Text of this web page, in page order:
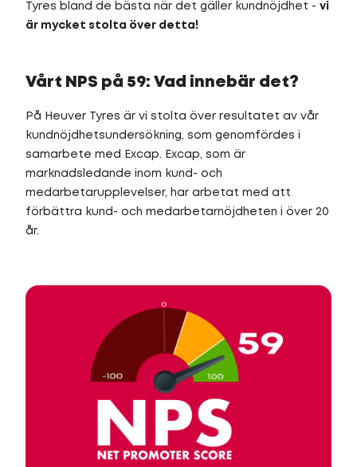
Tyres bland de bästa när det gäller kundnöjdhet - vi
är mycket stolta över detta!
Vårt NPS på 59: Vad innebär det?
På Heuver Tyres är vi stolta över resultatet av vår
kundnöjdhetsundersökning, som genomfördes i
samarbete med Excap. Excap, som är
marknadsledande inom kund- och
medarbetarupplevelser, har arbetat med att
förbättra kund- och medarbetarnöjdheten i över 20
år.